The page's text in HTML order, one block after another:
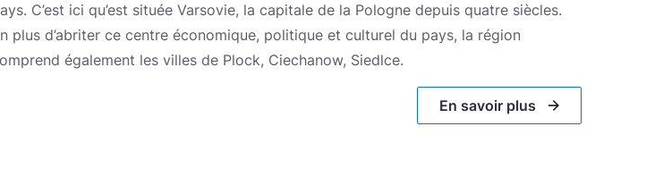
C’est ici qu’est située Varsovie, la capitale de la Pologne depuis quatre siècles.
plus d’abriter ce centre économique, politique et culturel du pays, la région
également les villes de Plock, Ciechanow, Siedlce.
En savoir plus